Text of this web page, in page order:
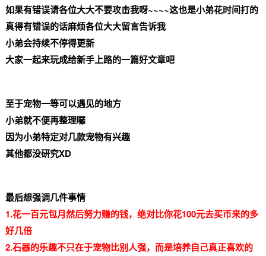
如果有错误请各位大大不要攻击我呀~~~~这也是小弟花时间打的
真得有错误的话麻烦各位大大留言告诉我
小弟会持续不停得更新
大家一起来玩成给新手上路的一篇好文章吧
至于宠物一等可以遇见的地方
小弟就不便再整理囉
因为小弟特定对几款宠物有兴趣
其他都没研究XD
最后想强调几件事情
1.花一百元包月然后努力赚的钱，绝对比你花100元去买币来的多
好几倍
2.石器的乐趣不只在于宠物比别人强，而是培养自己真正喜欢的